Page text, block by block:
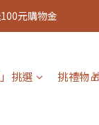
元購物金
元購物金
元購物金
挑選 挑禮物